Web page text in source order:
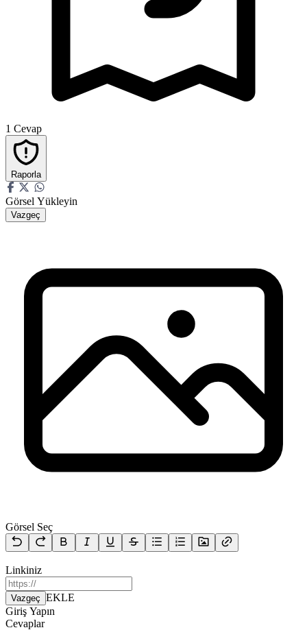
1 Cevap
Raporla
Görsel Yükleyin
Vazgeç
Görsel Seç
Linkiniz
Vazgeç EKLE
Giriş Yapın
Cevaplar